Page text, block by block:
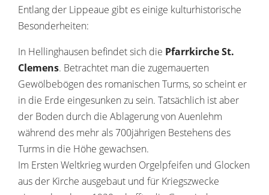
Entlang der Lippeaue gibt es einige kulturhistorische
Besonderheiten:
In Hellinghausen befindet sich die Pfarrkirche St.
Clemens. Betrachtet man die zugemauerten
Gewölbebögen des romanischen Turms, so scheint er
in die Erde eingesunken zu sein. Tatsächlich ist aber
der Boden durch die Ablagerung von Auenlehm
während des mehr als 700jährigen Bestehens des
Turms in die Höhe gewachsen.
Im Ersten Weltkrieg wurden Orgelpfeifen und Glocken
aus der Kirche ausgebaut und für Kriegszwecke